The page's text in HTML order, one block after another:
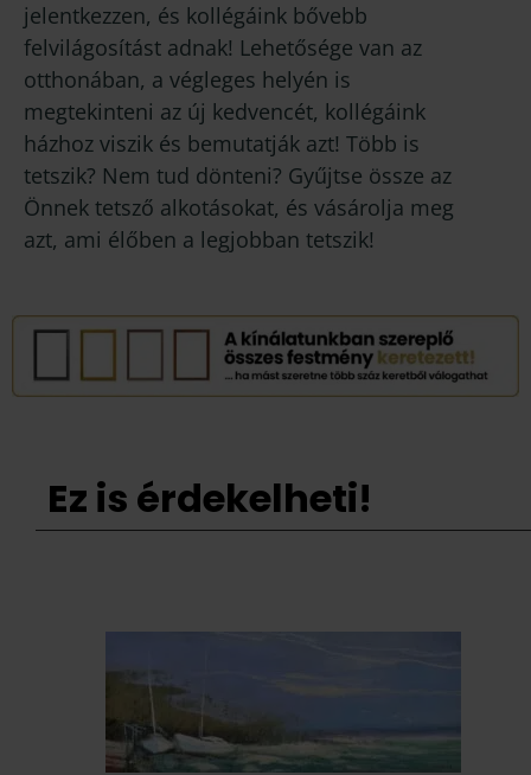
jelentkezzen, és kollégáink bővebb
felvilágosítást adnak! Lehetősége van az
otthonában, a végleges helyén is
megtekinteni az új kedvencét, kollégáink
házhoz viszik és bemutatják azt! Több is
tetszik? Nem tud dönteni? Gyűjtse össze az
Önnek tetsző alkotásokat, és vásárolja meg
azt, ami élőben a legjobban tetszik!
Ez is érdekelheti!